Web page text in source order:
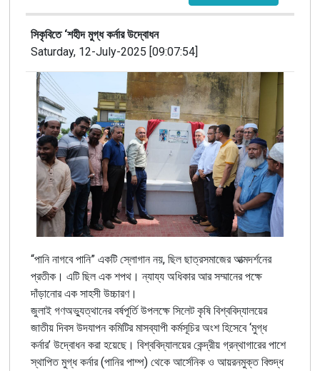
সিকৃবিতে ‘শহীদ মুগ্ধ কর্নার উদ্বোধন
Saturday, 12-July-2025 [09:07:54]
“পানি নাগবে পানি” একটি স্লোগান নয়, ছিল ছাত্রসমাজের আত্মদর্শনের
প্রতীক। এটি ছিল এক শপথ। ন্যায্য অধিকার আর সম্মানের পক্ষে
দাঁড়ানোর এক সাহসী উচ্চারণ।
জুলাই গণঅভ্যুত্থানের বর্ষপূর্তি উপলক্ষে সিলেট কৃষি বিশ্ববিদ্যালয়ের
জাতীয় দিবস উদযাপন কমিটির মাসব্যাপী কর্মসূচির অংশ হিসেবে ‘মুগ্ধ
কর্নার’ উদ্বোধন করা হয়েছে। বিশ্ববিদ্যালয়ের কেন্দ্রীয় গ্রন্থাগারের পাশে
স্থাপিত মুগ্ধ কর্নার (পানির পাম্প) থেকে আর্সেনিক ও আয়রনমুক্ত বিশুদ্ধ